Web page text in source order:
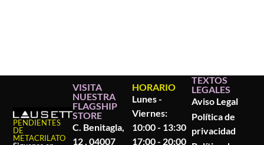
PENDIENTES
DE
METACRILATO
VISITA
NUESTRA
FLAGSHIP
STORE
C. Benitagla,
12 , 04007
HORARIO
Lunes -
Viernes:
10:00 - 13:30
17:00 - 20:00
TEXTOS
LEGALES
Aviso Legal
Política de
privacidad